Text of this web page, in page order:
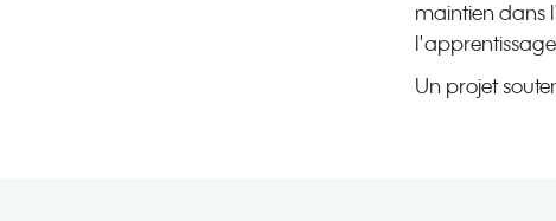
maintien dans
Un projet